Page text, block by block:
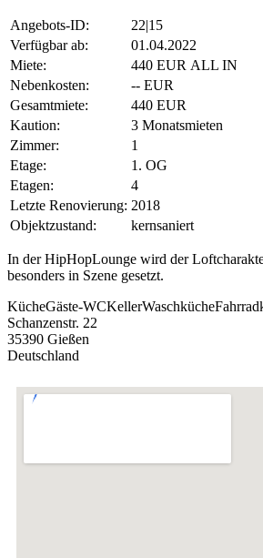
Angebots-ID:
22|15
Verfügbar ab:
01.04.2022
Miete:
440 EUR ALL IN
Nebenkosten:
-- EUR
Gesamtmiete:
440 EUR
Kaution:
3 Monatsmieten
Zimmer:
1
Etage:
1. OG
Etagen:
4
Letzte Renovierung: 2018
Objektzustand:
kernsaniert
In der HipHopLounge wird der
besonders in Szene gesetzt.
KücheGäste-WCKellerWaschküche
Schanzenstr. 22
35390 Gießen
Deutschland